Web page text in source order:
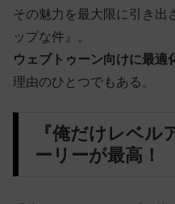
その魅力を最大限に引き出
ップな件』。
ウェブトゥーン向けに最適
理由のひとつでもある。
『俺だけレベル
ーリーが最高！